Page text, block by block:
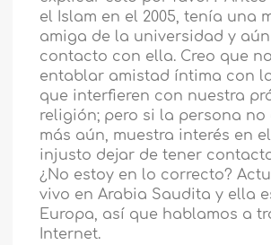
el Islam en el 2005, tenía una
amiga de la universidad y
contacto con ella. Creo que
entablar amistad íntima con
que interfieren con nuestra
religión; pero si la persona no
más aún, muestra interés en
injusto dejar de tener
¿No estoy en lo correcto?
vivo en Arabia Saudita y ella
Europa, así que hablamos a
Internet.